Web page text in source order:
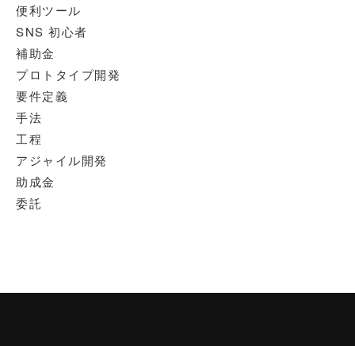
便利ツール
SNS 初心者
補助金
プロトタイプ開発
要件定義
手法
工程
アジャイル開発
助成金
委託